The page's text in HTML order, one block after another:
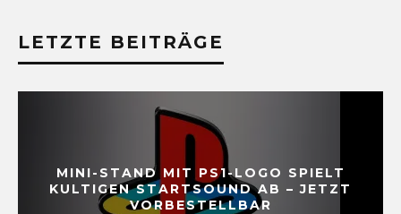
LETZTE BEITRÄGE
MINI-STAND MIT PS1-LOGO SPIELT
KULTIGEN STARTSOUND AB – JETZT
VORBESTELLBAR